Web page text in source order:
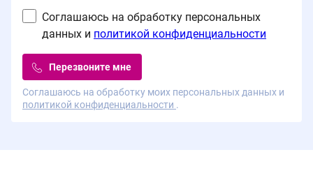
Соглашаюсь на обработку персональных
данных и политикой конфиденциальности
Перезвоните мне
Соглашаюсь на обработку моих персональных данных и
политикой конфиденциальности .